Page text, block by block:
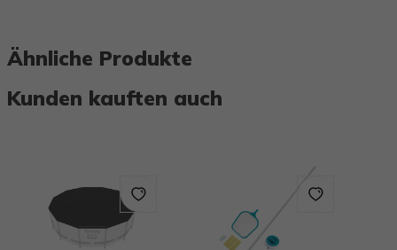
Ähnliche Produkte
Kunden kauften auch